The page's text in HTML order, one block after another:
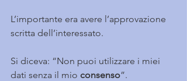
L’importante era avere l’approvazione
scritta dell’interessato.
Si diceva: “Non puoi utilizzare i miei
dati senza il mio consenso”.